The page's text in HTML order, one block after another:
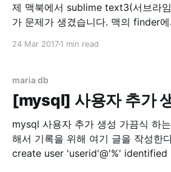
제 맥북에서 sublime text3(서브라임 택스트)를 사용하다
가 문제가 생겼습니다. 맥의 finder에서 파일명을 복사하
맥은 윈도우즈나 리눅스(linux)와는
채용하고 있었습니다.
24 Mar 20171 min read
maria db
[mysql] 사용자 추가
mysql 사용자 추가 생성 가끔식 하
해서 기록을 위해 여기 글을 작성한다. 1. 유저 생
create user 'userid'@'%' identified